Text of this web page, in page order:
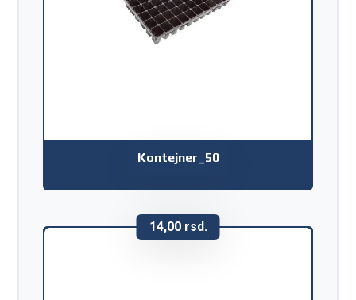
Kontejner_50
14,00 rsd.